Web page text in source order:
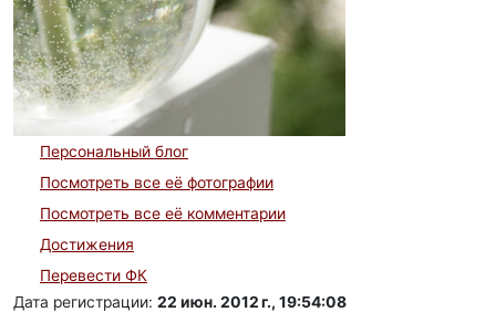
Персональный блог
Посмотреть все её фотографии
Посмотреть все её комментарии
Достижения
Перевести ФК
Дата регистрации: 22 июн. 2012 г., 19:54:08